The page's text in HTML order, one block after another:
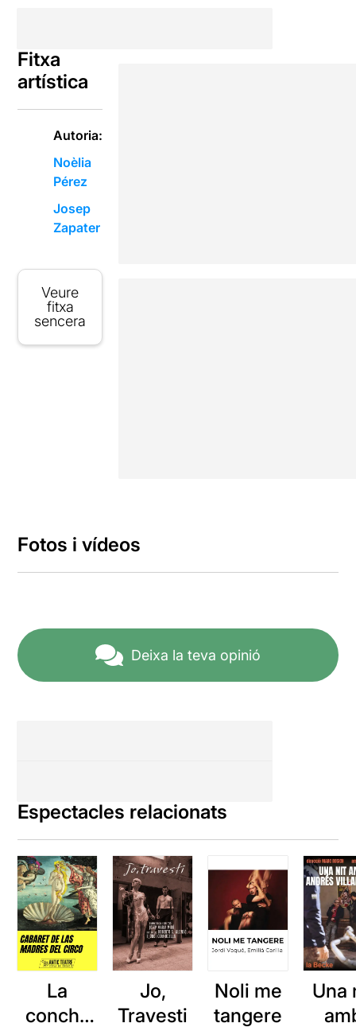
Fitxa
artística
Autoria:
Noèlia
Pérez
Josep
Zapater
Veure
fitxa
sencera
Fotos i vídeos
Deixa la teva opinió
Espectacles relacionats
La
concha
Jo,
Travesti
Noli me
tangere
Una